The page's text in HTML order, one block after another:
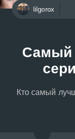
lilgorox
Самый
Кто самый